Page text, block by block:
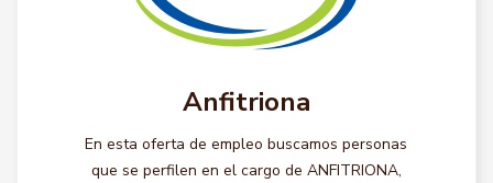
Anfitriona
En esta oferta de empleo buscamos personas
que se perfilen en el cargo de ANFITRIONA,